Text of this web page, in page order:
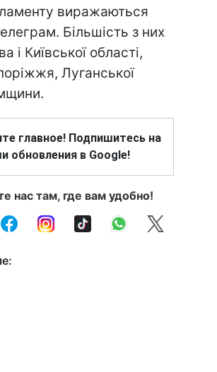
виражаються
Більшість з них
і Київської області,
Луганської
главное! Подпишитесь на
обновления в Google!
нас там, где вам удобно!